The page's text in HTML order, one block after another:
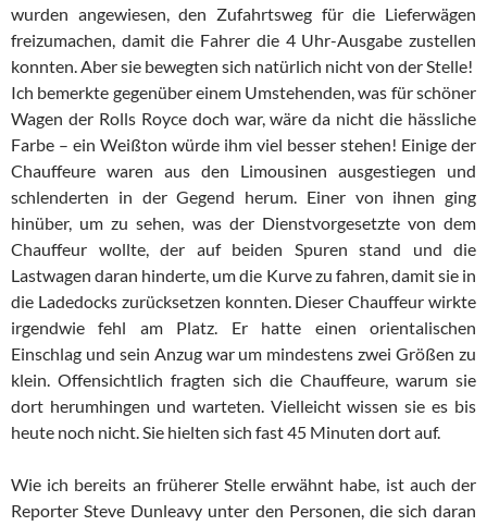
wurden angewiesen, den Zufahrtsweg für die Lieferwägen
freizumachen, damit die Fahrer die 4 Uhr-Ausgabe zustellen
konnten. Aber sie bewegten sich natürlich nicht von der Stelle!
Ich bemerkte gegenüber einem Umstehenden, was für schöner
Wagen der Rolls Royce doch war, wäre da nicht die hässliche
Farbe – ein Weißton würde ihm viel besser stehen! Einige der
Chauffeure waren aus den Limousinen ausgestiegen und
schlenderten in der Gegend herum. Einer von ihnen ging
hinüber, um zu sehen, was der Dienstvorgesetzte von dem
Chauffeur wollte, der auf beiden Spuren stand und die
Lastwagen daran hinderte, um die Kurve zu fahren, damit sie in
die Ladedocks zurücksetzen konnten. Dieser Chauffeur wirkte
irgendwie fehl am Platz. Er hatte einen orientalischen
Einschlag und sein Anzug war um mindestens zwei Größen zu
klein. Offensichtlich fragten sich die Chauffeure, warum sie
dort herumhingen und warteten. Vielleicht wissen sie es bis
heute noch nicht. Sie hielten sich fast 45 Minuten dort auf.
Wie ich bereits an früherer Stelle erwähnt habe, ist auch der
Reporter Steve Dunleavy unter den Personen, die sich daran